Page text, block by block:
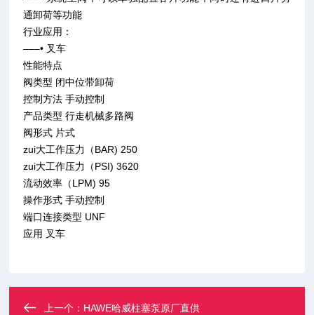
通卸荷等功能
行业应用：
–––• 叉车
性能特点
阀类型 闭中位带卸荷
控制方法 手动控制
产品类型 行走机械多路阀
阀形式 片式
zui大工作压力（BAR) 250
zui大工作压力（PSI) 3620
流动效率（LPM) 95
操作形式 手动控制
端口连接类型 UNF
应用 叉车
上一个： HAWE哈威柱塞泵原厂直供